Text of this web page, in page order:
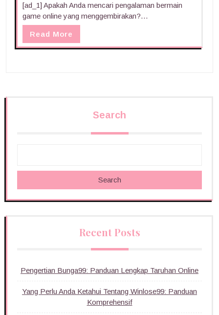
[ad_1] Apakah Anda mencari pengalaman bermain
game online yang menggembirakan?…
Read More
Search
Search
Recent Posts
Pengertian Bunga99: Panduan Lengkap Taruhan Online
Yang Perlu Anda Ketahui Tentang Winlose99: Panduan
Komprehensif